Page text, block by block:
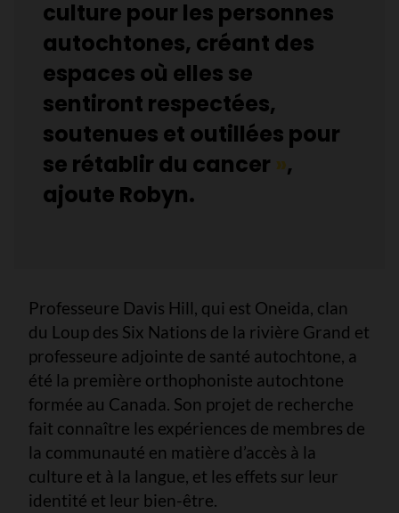
culture pour les personnes
autochtones, créant des
espaces où elles se
sentiront respectées,
soutenues et outillées pour
se rétablir du cancer »,
ajoute Robyn.
Professeure Davis Hill, qui est Oneida, clan
du Loup des Six Nations de la rivière Grand et
professeure adjointe de santé autochtone, a
été la première orthophoniste autochtone
formée au Canada. Son projet de recherche
fait connaître les expériences de membres de
la communauté en matière d’accès à la
culture et à la langue, et les effets sur leur
identité et leur bien-être.